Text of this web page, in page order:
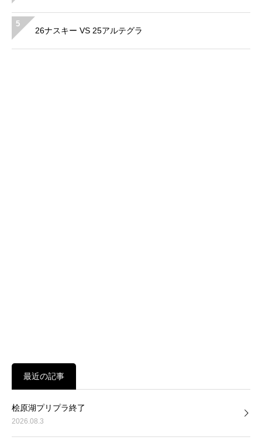
5
26ナスキー VS 25アルテグラ
最近の記事
桧原湖プリプラ終了
2026.08.3